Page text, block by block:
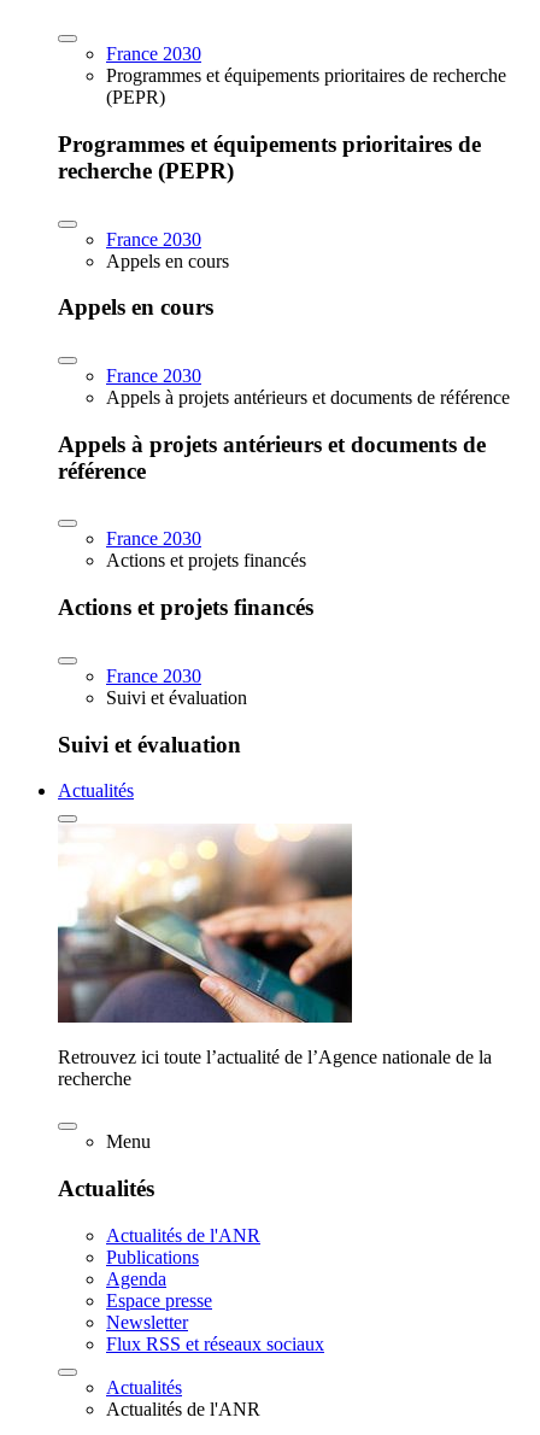
France 2030
Programmes et équipements prioritaires de recherche
(PEPR)
Programmes et équipements prioritaires de
recherche (PEPR)
France 2030
Appels en cours
Appels en cours
France 2030
Appels à projets antérieurs et documents de référence
Appels à projets antérieurs et documents de
référence
France 2030
Actions et projets financés
Actions et projets financés
France 2030
Suivi et évaluation
Suivi et évaluation
Actualités
Retrouvez ici toute l’actualité de l’Agence nationale de la
recherche
Menu
Actualités
Actualités de l'ANR
Publications
Agenda
Espace presse
Newsletter
Flux RSS et réseaux sociaux
Actualités
Actualités de l'ANR